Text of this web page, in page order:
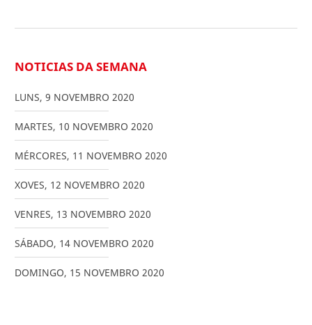
NOTICIAS DA SEMANA
LUNS, 9 NOVEMBRO 2020
MARTES, 10 NOVEMBRO 2020
MÉRCORES, 11 NOVEMBRO 2020
XOVES, 12 NOVEMBRO 2020
VENRES, 13 NOVEMBRO 2020
SÁBADO, 14 NOVEMBRO 2020
DOMINGO, 15 NOVEMBRO 2020